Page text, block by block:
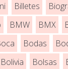
Billetes
BMW BMX
Bodas
Bolivia Bolsas